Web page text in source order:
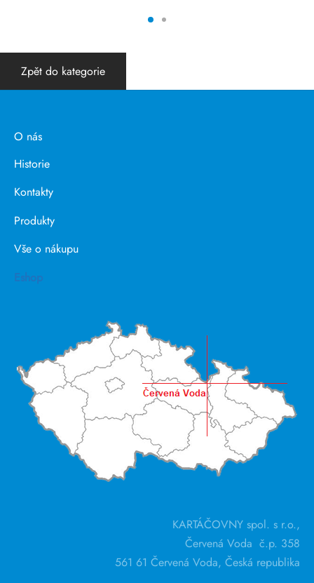
Zpět do kategorie
O nás
Historie
Kontakty
Produkty
Vše o nákupu
Eshop
KARTÁČOVNY spol. s r.o.,
Červená Voda č.p. 358
561 61 Červená Voda, Česká republika